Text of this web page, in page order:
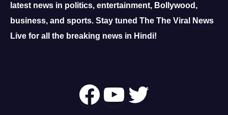
latest news in politics, entertainment, Bollywood,
business, and sports. Stay tuned The The Viral News
Live for all the breaking news in Hindi!
Follow Us OnYouTube
Twitter